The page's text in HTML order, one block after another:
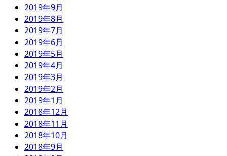
2019年9月
2019年8月
2019年7月
2019年6月
2019年5月
2019年4月
2019年3月
2019年2月
2019年1月
2018年12月
2018年11月
2018年10月
2018年9月